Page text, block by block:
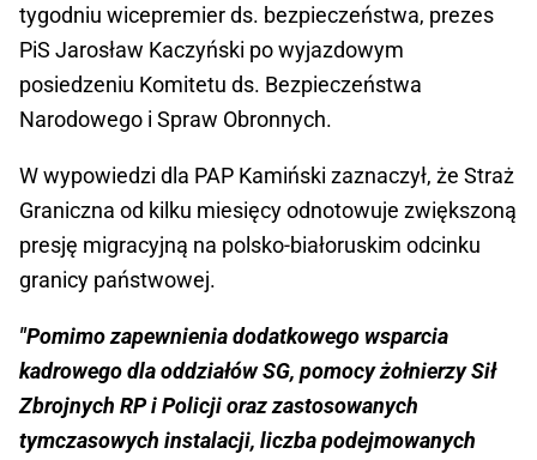
tygodniu wicepremier ds. bezpieczeństwa, prezes
PiS Jarosław Kaczyński po wyjazdowym
posiedzeniu Komitetu ds. Bezpieczeństwa
Narodowego i Spraw Obronnych.
W wypowiedzi dla PAP Kamiński zaznaczył, że Straż
Graniczna od kilku miesięcy odnotowuje zwiększoną
presję migracyjną na polsko-białoruskim odcinku
granicy państwowej.
"Pomimo zapewnienia dodatkowego wsparcia
kadrowego dla oddziałów SG, pomocy żołnierzy Sił
Zbrojnych RP i Policji oraz zastosowanych
tymczasowych instalacji, liczba podejmowanych